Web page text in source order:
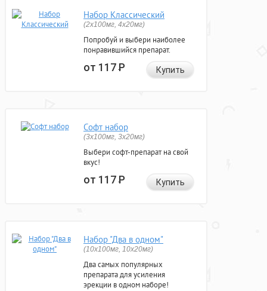
Набор Классический
(2x100мг, 4x20мг)
Попробуй и выбери наиболее
понравившийся препарат.
от 117Р Купить
Софт набор
(3x100мг, 3x20мг)
Выбери софт-препарат на свой
вкус!
от 117Р Купить
Набор "Два в одном"
(10x100мг, 10x20мг)
Два самых популярных
препарата для усиления
эрекции в одном наборе!